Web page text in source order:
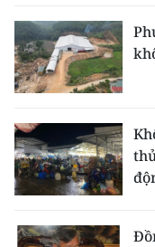
KHOA HỌC - CÔNG
MÔI TRƯỜNG
BẠN ĐỌC
KIỂM CHỨNG